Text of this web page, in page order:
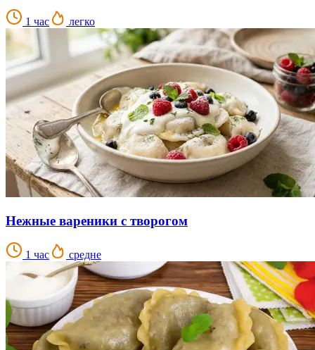
1 час легко
Нежные вареники с творогом
1 час средне